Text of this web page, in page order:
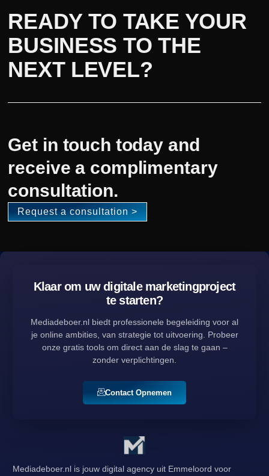
READY TO TAKE YOUR
BUSINESS TO THE
NEXT LEVEL?
Get in touch today and
receive a complimentary
consultation.
Request a consultation >
Klaar om uw digitale marketingproject
te starten?
Mediadeboer.nl biedt professionele begeleiding voor al
je online ambities, van strategie tot uitvoering. Probeer
onze gratis tools om direct aan de slag te gaan –
zonder verplichtingen.
Contact Opnemen
Mediadeboer.nl is jouw digital agency uit Emmeloord voor